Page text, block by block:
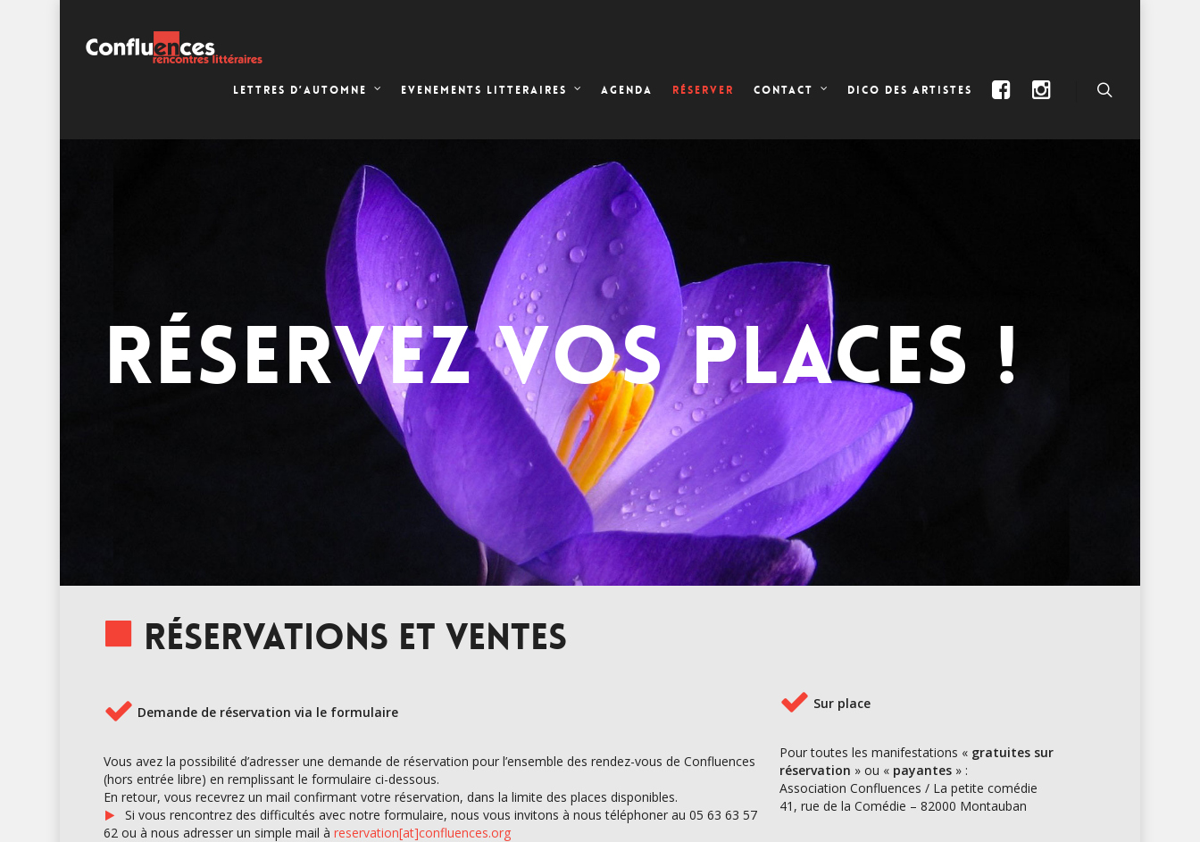
LETTRES D’AUTOMNE EVENEMENTS LITTERAIRES AGENDA RÉSERVER CONTACT DICO DES ARTISTES
RÉSERVEZ VOS PLACES !
Réservations et ventes
Demande de réservation via le formulaire
Vous avez la possibilité d’adresser une demande de réservation pour l’ensemble des rendez-vous de Confluences
(hors entrée libre) en remplissant le formulaire ci-dessous.
En retour, vous recevrez un mail confirmant votre réservation, dans la limite des places disponibles.
Si vous rencontrez des difficultés avec notre formulaire, nous vous invitons à nous téléphoner au 05 63 63 57
62 ou à nous adresser un simple mail à reservation[at]confluences.org
Sur place
Pour toutes les manifestations « gratuites sur
réservation » ou « payantes» :
Association Confluences / La petite comédie
41, rue de la Comédie – 82000 Montauban